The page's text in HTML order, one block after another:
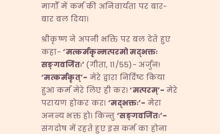
मार्गों में कर्म की अनिवार्यता पर बार-
बार बल दिया।
श्रीकृष्ण ने अपनी भक्ति पर बल देते हुए
कहा-‘मत्कर्मकृन्मत्परमो मद्भक्तः
सङ्गवर्जितः’ (गीता, 11/55)- अर्जुन!
‘मत्कर्मकृत्’- मेरे द्वारा निर्दिष्ट किया
हुआ कर्म मेरे लिए ही कर।‘मत्परम्’- मेरे
परायण होकर कर। ‘मद्भक्तः’- मेरा
अनन्य भक्त हो। किन्तु ‘सङ्गवर्जितः’-
संगदोष में रहते हुए इस कर्म का होना